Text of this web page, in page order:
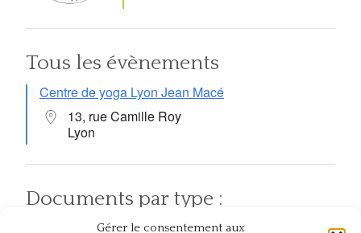
Gérer le consentement aux
Tous les évènements
Centre de yoga Lyon Jean Macé
13, rue Camille Roy
Lyon
Documents par type :